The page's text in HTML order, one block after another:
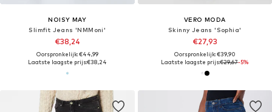
NOISY MAY
Slimfit Jeans 'NMMoni'
€38,24
Oorspronkelijk: €44,99
Laatste laagste prijs:€38,24
VERO MODA
Skinny Jeans 'Sophia'
€27,93
Oorspronkelijk: €39,90
Laatste laagste prijs:€29,67-5%